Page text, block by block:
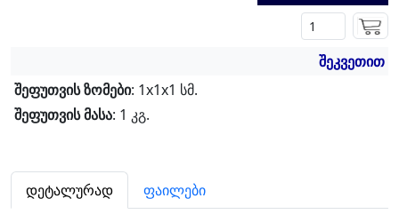
შეკვეთით
შეფუთვის ზომები: 1x1x1 სმ.
შეფუთვის მასა: 1 კგ.
დეტალურად ფაილები